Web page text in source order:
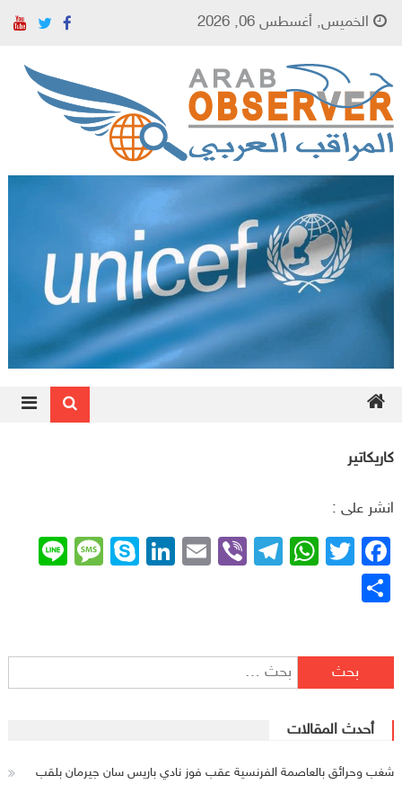
Skip to content
الخميس, أغسطس 06, 2026
كاريكاتير
انشر على :
Facebook
Twitter
WhatsApp
Telegram
Viber
Email
LinkedIn
Skype
نشر
البحث عن:
أحدث المقالات
شغب وحرائق بالعاصمة الفرنسية عقب فوز نادي باريس سان جيرمان بلقب